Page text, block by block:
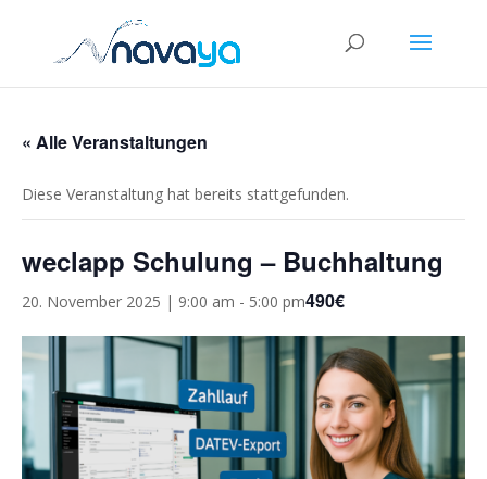
« Alle Veranstaltungen
Diese Veranstaltung hat bereits stattgefunden.
weclapp Schulung – Buchhaltung
20. November 2025 | 9:00 am - 5:00 pm490€